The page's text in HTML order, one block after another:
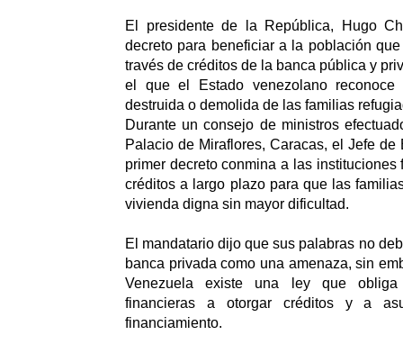
El presidente de la República, Hugo
decreto para beneficiar a la población
través de créditos de la banca pública y
el que el Estado venezolano
destruida o demolida de las familias
Durante un consejo de ministros
Palacio de Miraflores, Caracas, el Jefe
primer decreto conmina a las instituciones
créditos a largo plazo para que las
vivienda digna sin mayor dificultad.
El mandatario dijo que sus palabras no
banca privada como una amenaza, sin
Venezuela existe una ley que
financieras a otorgar créditos y a
financiamiento.